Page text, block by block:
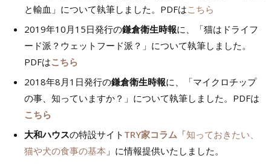
と輸血」について執筆しました。PDFはこちら
2019年10月15日発行の鎌倉衛生時報に、「猫はドライフ
ード派？ウェットフード派？」について執筆しました。
PDFはこちら
2018年8月1日発行の鎌倉衛生時報に、「マイクロチップ
の事、知っていますか？」について執筆しました。PDFは
こちら
大和ハウスの特設サイト TRY家コラム 「知っておきたい、
猫や犬の食事の基本 」に情報提供いたしました。